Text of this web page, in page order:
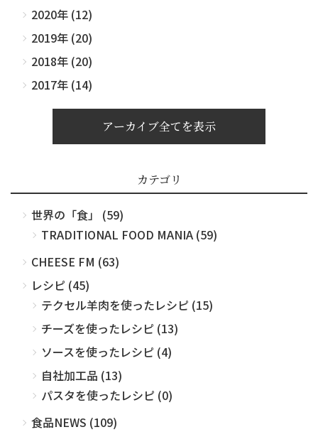
2020年 (12)
2019年 (20)
2018年 (20)
2017年 (14)
アーカイブ全てを表示
カテゴリ
世界の「食」 (59)
TRADITIONAL FOOD MANIA (59)
CHEESE FM (63)
レシピ (45)
テクセル羊肉を使ったレシピ (15)
チーズを使ったレシピ (13)
ソースを使ったレシピ (4)
自社加工品 (13)
パスタを使ったレシピ (0)
食品NEWS (109)